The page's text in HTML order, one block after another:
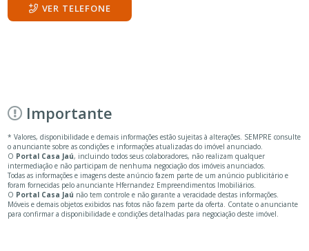
VER TELEFONE
Importante
* Valores, disponibilidade e demais informações estão sujeitas à alterações. SEMPRE consulte
o anunciante sobre as condições e informações atualizadas do imóvel anunciado.
O Portal Casa Jaú, incluindo todos seus colaboradores, não realizam qualquer
intermediação e não participam de nenhuma negociação dos imóveis anunciados.
Todas as informações e imagens deste anúncio fazem parte de um anúncio publicitário e
foram fornecidas pelo anunciante Hfernandez Empreendimentos Imobiliários.
O Portal Casa Jaú não tem controle e não garante a veracidade destas informações.
Móveis e demais objetos exibidos nas fotos não fazem parte da oferta. Contate o anunciante
para confirmar a disponibilidade e condições detalhadas para negociação deste imóvel.